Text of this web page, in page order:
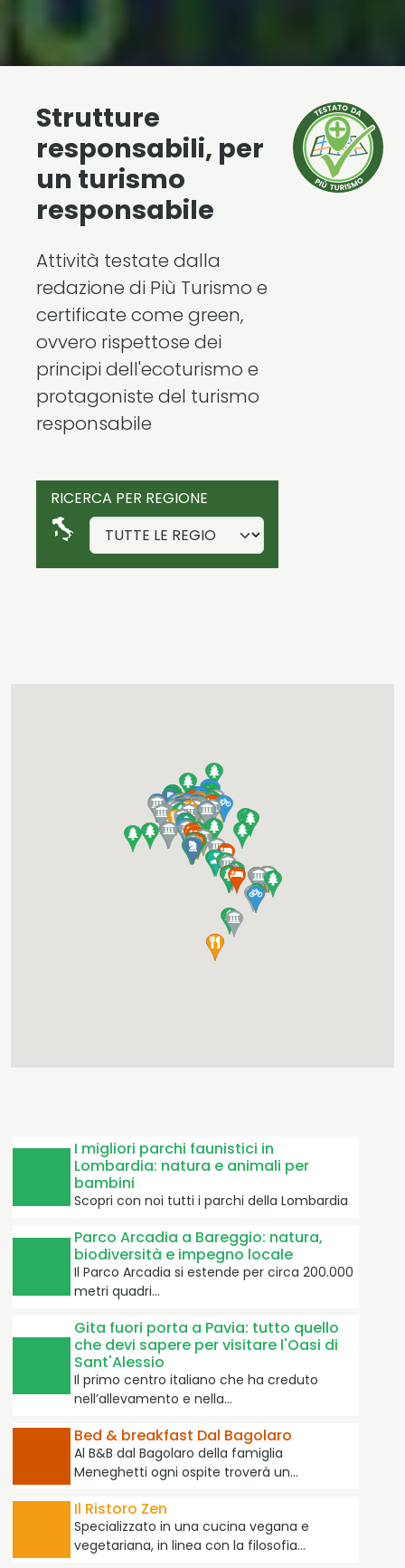
Strutture
responsabili, per
un turismo
responsabile
Attività testate dalla
redazione di Più Turismo e
certificate come green,
ovvero rispettose dei
principi dell'ecoturismo e
protagoniste del turismo
responsabile
RICERCA PER REGIONE
+23
Years of experience
+12
I migliori parchi faunistici in
Lombardia: natura e animali per
bambini
Scopri con noi tutti i parchi della Lombardia
Parco Arcadia a Bareggio: natura,
biodiversità e impegno locale
Il Parco Arcadia si estende per circa 200.000
metri quadri…
Gita fuori porta a Pavia: tutto quello
che devi sapere per visitare l'Oasi di
Sant'Alessio
Il primo centro italiano che ha creduto
nell’allevamento e nella…
Bed & breakfast Dal Bagolaro
Al B&B dal Bagolaro della famiglia
Meneghetti ogni ospite troverà un…
Il Ristoro Zen
Specializzato in una cucina vegana e
vegetariana, in linea con la filosofia…